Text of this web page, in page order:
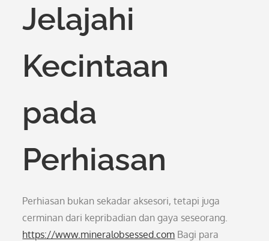
Jelajahi
Kecintaan
pada
Perhiasan
Perhiasan bukan sekadar aksesori, tetapi juga
cerminan dari kepribadian dan gaya seseorang.
https://www.mineralobsessed.com Bagi para